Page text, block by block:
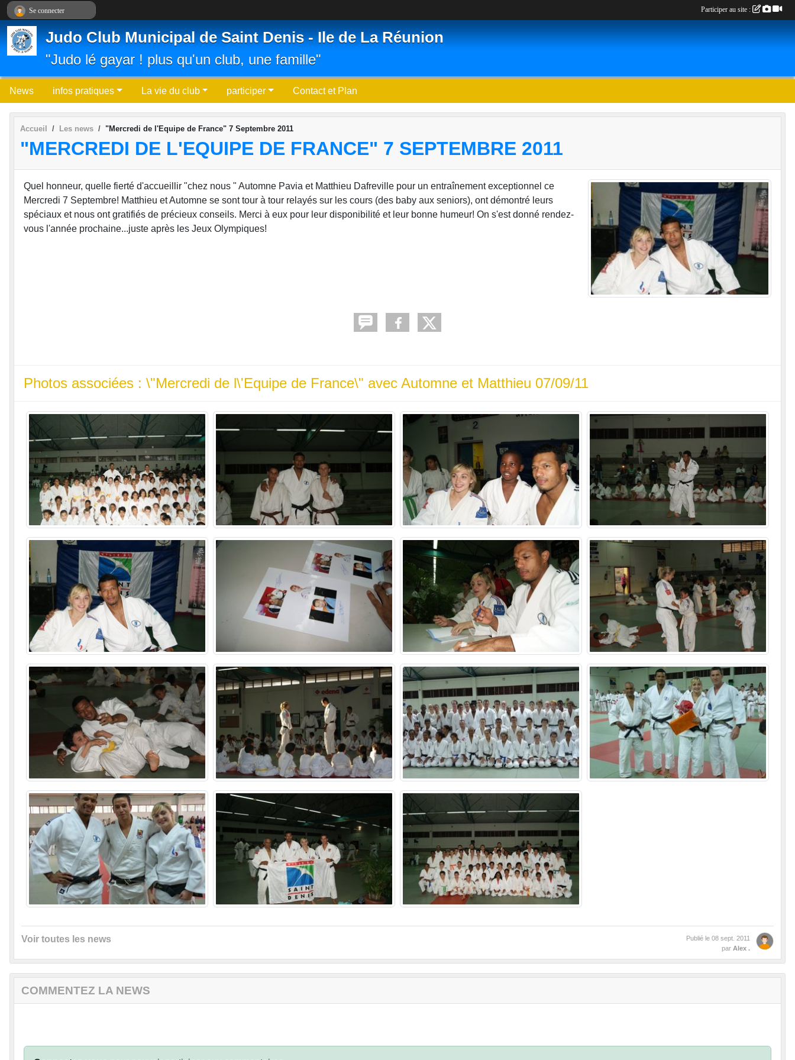
Judo Club Municipal de Saint Denis - Ile de La Réunion
"Judo lé gayar ! plus qu'un club, une famille"
News infos pratiques La vie du club participer Contact et Plan
Accueil Les news "Mercredi de l'Equipe de France" 7 Septembre 2011
"MERCREDI DE L'EQUIPE DE FRANCE" 7 SEPTEMBRE 2011
Quel honneur, quelle fierté d'accueillir "chez nous " Automne Pavia et Matthieu Dafreville pour un entraînement exceptionnel ce
Mercredi 7 Septembre! Matthieu et Automne se sont tour à tour relayés sur les cours (des baby aux seniors), ont démontré leurs
spéciaux et nous ont gratifiés de précieux conseils. Merci à eux pour leur disponibilité et leur bonne humeur! On s'est donné rendez-
vous l'année prochaine...juste après les Jeux Olympiques!
Photos associées : \"Mercredi de l\'Equipe de France\" avec Automne et Matthieu 07/09/11
Voir toutes les news Publié le 08 sept. 2011
par Alex .
COMMENTEZ LA NEWS
Se connecter Participer au site :
Panneau de gestion des cookies